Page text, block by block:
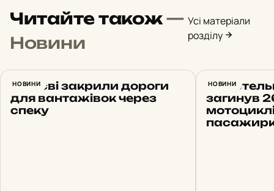
Читайте також—
Новини
Усі матеріали
розділу
НОВИНИ
У Києві закрили дороги
для вантажівок через
спеку
НОВИНИ
загинув